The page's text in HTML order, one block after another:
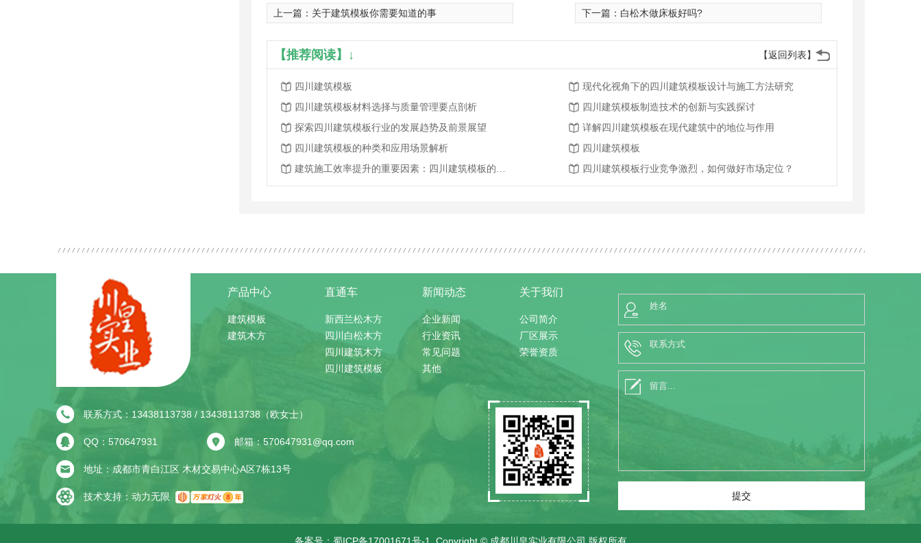
上一篇： 关于建筑模板你需要知道的事 下一篇： 白松木做床板好吗?
【返回列表】
【推荐阅读】↓
四川建筑模板
现代化视角下的四川建筑模板设计与施工方法研究
四川建筑模板材料选择与质量管理要点剖析
四川建筑模板制造技术的创新与实践探讨
探索四川建筑模板行业的发展趋势及前景展望
详解四川建筑模板在现代建筑中的地位与作用
四川建筑模板的种类和应用场景解析
四川建筑模板
四川建筑模板行业竞争激烈，如何做好市场定位？
产品中心
建筑模板
建筑木方
直通车
新西兰松木方
四川白松木方
四川建筑木方
四川建筑模板
新闻动态
企业新闻
行业资讯
常见问题
其他
关于我们
公司简介
厂区展示
荣誉资质
联系方式：13438113738 / 13438113738（欧女士）
QQ：570647931 邮箱：570647931@qq.com
地址：成都市青白江区 木材交易中心A区7栋13号
技术支持： 动力无限 提交